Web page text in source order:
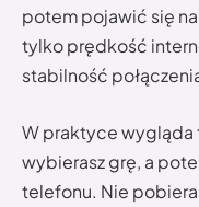
potem pojawić się
tylko prędkość
stabilność
W praktyce wygląda
wybierasz grę, a
telefonu. Nie